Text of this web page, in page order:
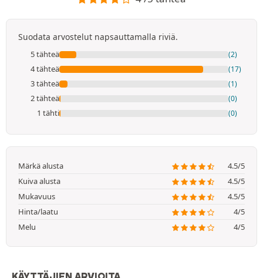
Suodata arvostelut napsauttamalla riviä.
5 tähteä (2)
4 tähteä (17)
3 tähteä (1)
2 tähteä (0)
1 tähti (0)
Märkä alusta
4.5/5
Kuiva alusta
4.5/5
Mukavuus
4.5/5
Hinta/laatu
4/5
Melu
4/5